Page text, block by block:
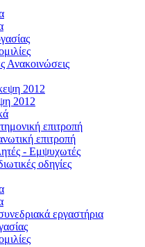
Ανακοινώσεις
2012
2012
επιτροπή
επιτροπή
- Εμψυχωτές
οδηγίες
εργαστήρια